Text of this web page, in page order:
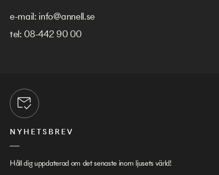
e-mail: info@annell.se
tel: 08-442 90 00
NYHETSBREV
Håll dig uppdaterad om det senaste inom ljusets värld!